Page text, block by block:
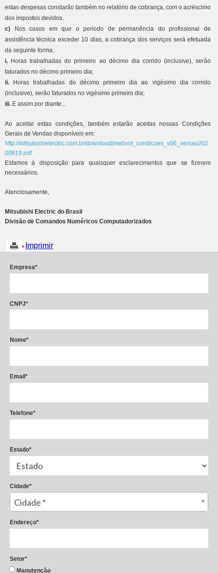
estas despesas constarão também no relatório de cobrança, com o acréscimo
dos impostos devidos.
c) Nos casos em que o período de permanência do profissional de
assistência técnica exceder 10 dias, a cobrança dos serviços será efetuada
da seguinte forma:
i. Horas trabalhadas do primeiro ao décimo dia corrido (inclusive), serão
faturados no décimo primeiro dia;
ii. Horas trabalhadas do décimo primeiro dia ao vigésimo dia corrido
(inclusive), serão faturados no vigésimo primeiro dia;
iii. E assim por diante...
Ao aceitar estas condições, também estarão aceitas nossas Condições
Gerais de Vendas disponíveis em:
http://mitsubishielectric.com.br/download/mebvot_condicoes_v06_versao202
00819.pdf
Estamos à disposição para quaisquer esclarecimentos que se fizerem
necessários.
Atenciosamente,
Mitsubishi Electric do Brasil
Divisão de Comandos Numéricos Computadorizados
Imprimir
Empresa*
CNPJ*
Nome*
Email*
Telefone*
Estado*
Cidade*
Cidade *
Cidade*
Endereço*
Setor*
Manutenção